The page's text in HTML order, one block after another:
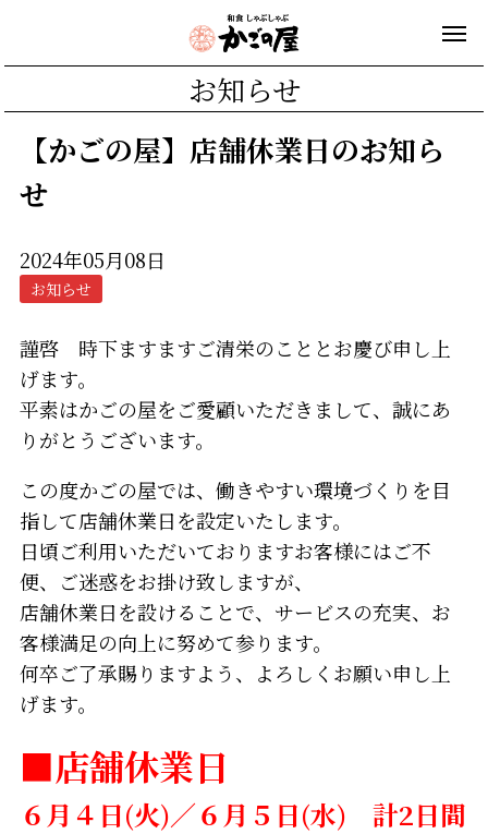
お知らせ
【かごの屋】店舗休業日のお知ら
せ
2024年05月08日
お知らせ
謹啓 時下ますますご清栄のこととお慶び申し上
げます。
平素はかごの屋をご愛顧いただきまして、誠にあ
りがとうございます。
この度かごの屋では、働きやすい環境づくりを目
指して店舗休業日を設定いたします。
日頃ご利用いただいておりますお客様にはご不
便、ご迷惑をお掛け致しますが、
店舗休業日を設けることで、サービスの充実、お
客様満足の向上に努めて参ります。
何卒ご了承賜りますよう、よろしくお願い申し上
げます。
■店舗休業日
６月４日(火)／６月５日(水) 計2日間